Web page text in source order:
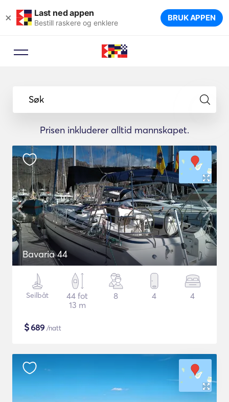
× Last ned appen
Bestill raskere og enklere BRUK APPEN
Søk
Prisen inkluderer alltid mannskapet.
Bavaria 44
Seilbåt
44 fot
13 m
8 4 4
$689 /natt